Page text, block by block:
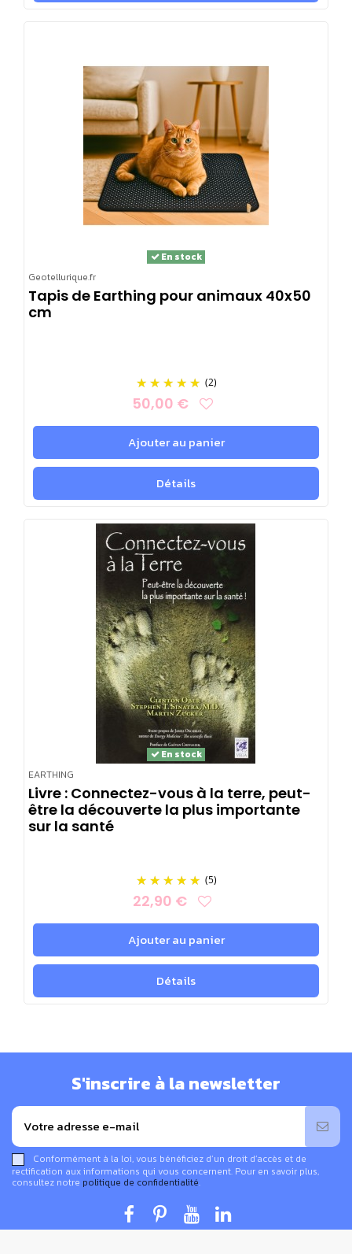
Geotellurique.fr
En stock
Tapis de Earthing pour animaux 40x50
cm
(2)
50,00 €
Ajouter au panier
Détails
EARTHING
En stock
Livre : Connectez-vous à la terre, peut-
être la découverte la plus importante
sur la santé
(5)
22,90 €
Ajouter au panier
Détails
S'inscrire à la newsletter
Conformément à la loi, vous bénéficiez d’un droit d’accès et de
rectification aux informations qui vous concernent. Pour en savoir plus,
consultez notre politique de confidentialité.